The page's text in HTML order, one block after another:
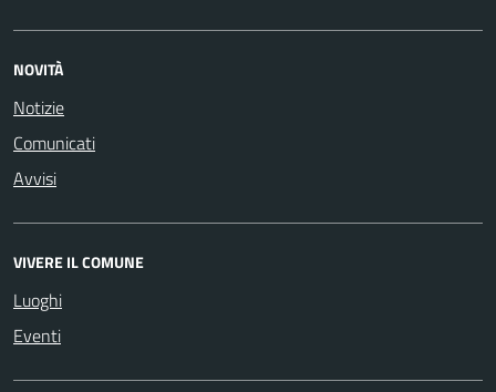
NOVITÀ
Notizie
Comunicati
Avvisi
VIVERE IL COMUNE
Luoghi
Eventi